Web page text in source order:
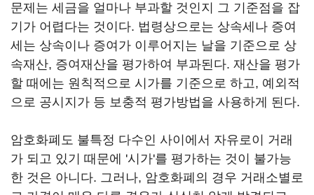
문제는 세금을 얼마나 부과할 것인지 그 기준점을 잡
기가 어렵다는 것이다. 법령상으로는 상속세나 증여
세는 상속이나 증여가 이루어지는 날을 기준으로 상
속재산, 증여재산을 평가하여 부과된다. 재산을 평가
할 때에는 원칙적으로 시가를 기준으로 하고, 예외적
으로 공시지가 등 보충적 평가방법을 사용하게 된다.
암호화폐도 불특정 다수인 사이에서 자유로이 거래
가 되고 있기 때문에 '시가'를 평가하는 것이 불가능
한 것은 아니다. 그러나, 암호화폐의 경우 거래소별로